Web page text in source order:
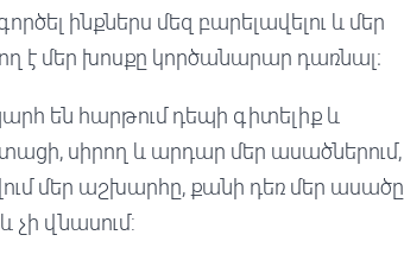
ինքներս մեզ բարելավելու և մեր
է մեր խոսքը կործանարար դառնալ։
են հարթում դեպի գիտելիք և
սիրող և արդար մեր ասածներում,
մեր աշխարհը, քանի դեռ մեր ասածը
չի վնասում: